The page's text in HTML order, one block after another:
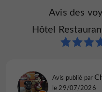
Avis des
Hôtel
Avis publié par
le 29/07/2026